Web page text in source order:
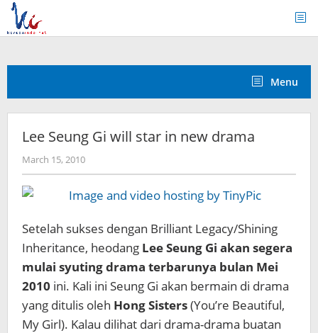
Skip
content
Menu
Lee Seung Gi will star in new drama
March 15, 2010by
Koreanindo
Setelah sukses dengan Brilliant Legacy/Shining
Inheritance, heodang Lee Seung Gi akan segera
mulai syuting drama terbarunya bulan Mei
2010 ini. Kali ini Seung Gi akan bermain di drama
yang ditulis oleh Hong Sisters(You’re Beautiful,
My Girl). Kalau dilihat dari drama-drama buatan